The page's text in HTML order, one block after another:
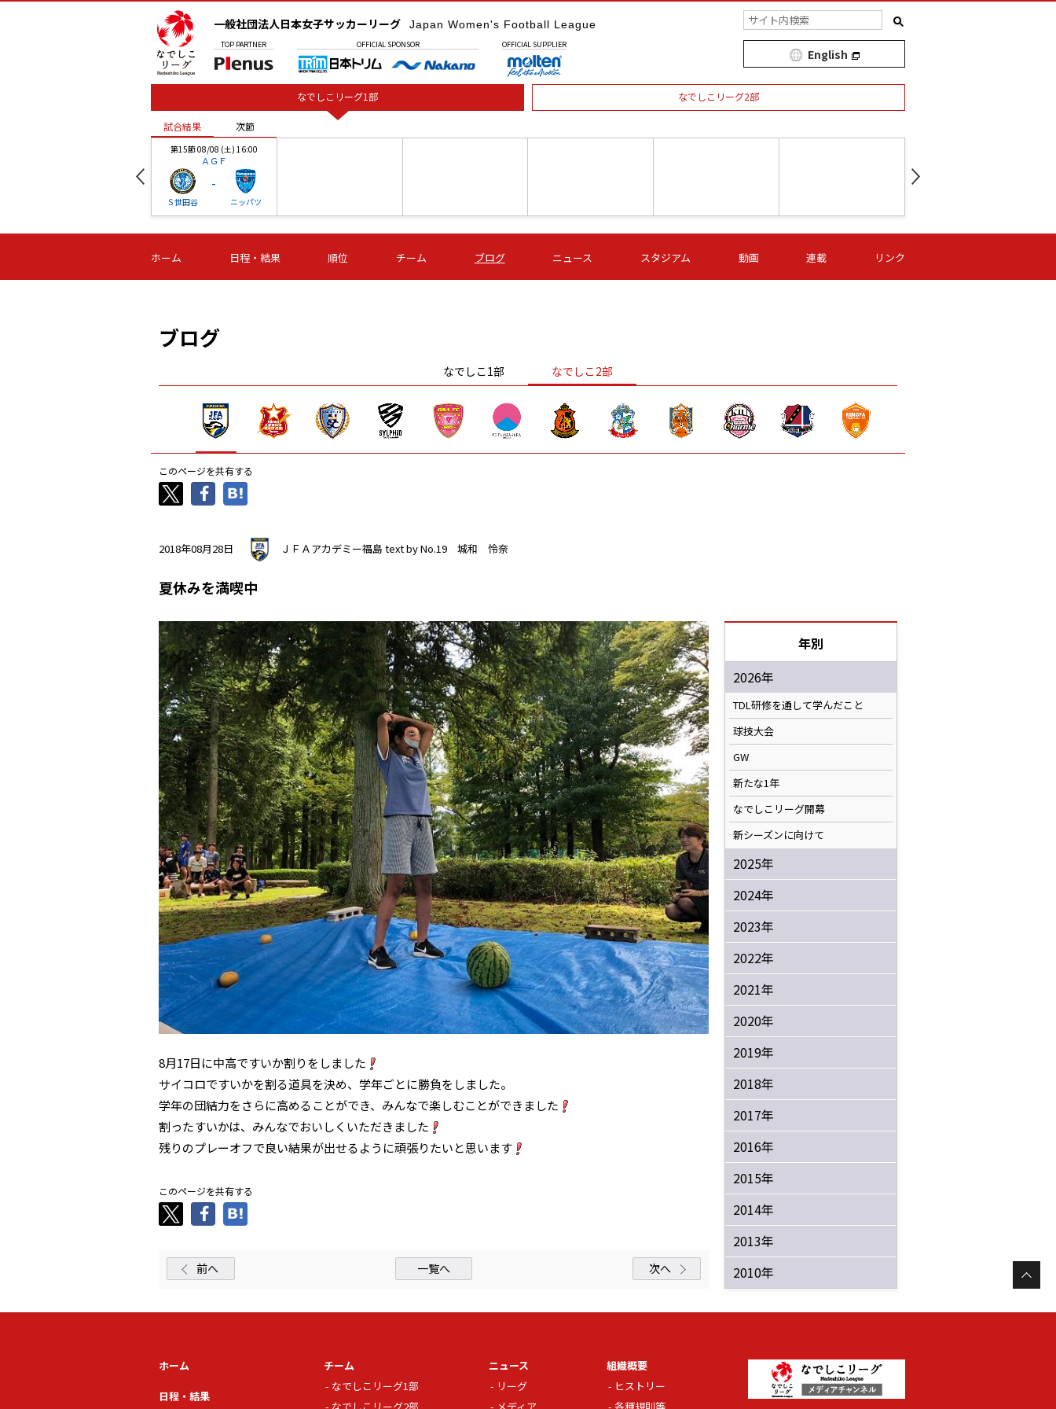
一般社団法人日本女子サッカーリーグ Japan Women's Football League
TOP PARTNER OFFICIAL SPONSOR OFFICIAL SUPPLIER
English
なでしこリーグ1部 なでしこリーグ2部
試合結果 次節
第15節 08/08 (土) 16:00
ＡＧＦ
Ｓ世田谷
-
ニッパツ
-
第16節 09/05 (土) 15:00
ニッパツ
-
第16節 09/05 (土) 15:00
石人の星
-
第16節 09/05 (土) 16:00
ＡＧＦ
-
いちご
-
第16節 09/06 (日) 15:00
-
第16節 09/06 (日) 15:00
- -
試合結果 次節
ホーム 日程・結果 順位 チーム ブログ ニュース スタジアム 動画 連載 リンク
ブログ
なでしこ1部 なでしこ2部
このページを共有する
2018年08月28日 ＪＦＡアカデミー福島text by No.19 城和 怜奈
夏休みを満喫中
8月17日に中高ですいか割りをしました
サイコロですいかを割る道具を決め、学年ごとに勝負をしました。
学年の団結力をさらに高めることができ、みんなで楽しむことができました
割ったすいかは、みんなでおいしくいただきました
残りのプレーオフで良い結果が出せるように頑張りたいと思います
このページを共有する
前へ 一覧へ 次へ
年別
2026年
TDL研修を通して学んだこと
球技大会
GW
新たな1年
なでしこリーグ開幕
新シーズンに向けて
2025年
2024年
2023年
2022年
2021年
2020年
2019年
2018年
2017年
2016年
2015年
2014年
2013年
2010年
ホーム
日程・結果
チーム
なでしこリーグ1部
なでしこリーグ2部
ニュース
リーグ
メディア
組織概要
ヒストリー
各種規則等